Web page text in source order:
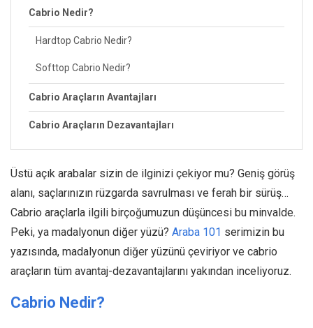
Cabrio Nedir?
Hardtop Cabrio Nedir?
Softtop Cabrio Nedir?
Cabrio Araçların Avantajları
Cabrio Araçların Dezavantajları
Üstü açık arabalar sizin de ilginizi çekiyor mu? Geniş görüş
alanı, saçlarınızın rüzgarda savrulması ve ferah bir sürüş…
Cabrio araçlarla ilgili birçoğumuzun düşüncesi bu minvalde.
Peki, ya madalyonun diğer yüzü? Araba 101 serimizin bu
yazısında, madalyonun diğer yüzünü çeviriyor ve cabrio
araçların tüm avantaj-dezavantajlarını yakından inceliyoruz.
Cabrio Nedir?